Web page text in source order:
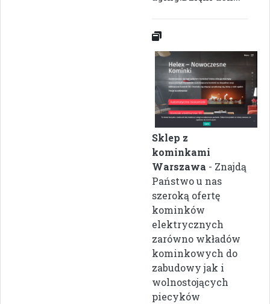
Sklep z
kominkami
Warszawa - Znajdą
Państwo u nas
szeroką ofertę
kominków
elektrycznych
zarówno wkładów
kominkowych do
zabudowy jak i
wolnostojących
piecyków